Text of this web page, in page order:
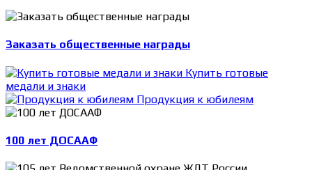
Заказать общественные награды
Купить готовые
медали и знаки
Продукция к юбилеям
100 лет ДОСААФ